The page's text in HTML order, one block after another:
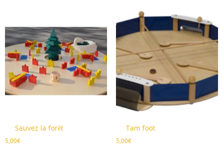
Sauvez la forêt
5,00€
Tam foot
5,00€